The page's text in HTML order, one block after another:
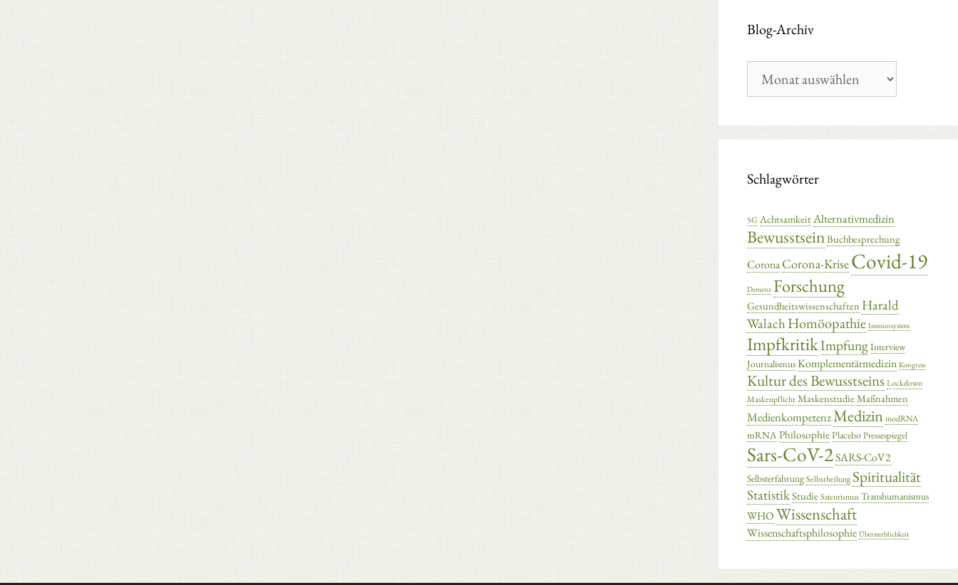
Blog-Archiv
Archiv
Schlagwörter
5G AchtsamkeitAlternativmedizin
BewusstseinBuchbesprechung
CoronaCorona-KriseCovid-19
Demenz Forschung
Gesundheitswissenschaften Harald
Walach Homöopathie Immunsystem
ImpfkritikImpfungInterview
JournalismusKomplementärmedizin Kongress
Kultur des Bewusstseins Lockdown
MaskenpflichtMaskenstudieMaßnahmen
MedienkompetenzMedizin modRNA
mRNA PhilosophiePlaceboPressespiegel
Sars-CoV-2SARS-CoV2
SelbsterfahrungSelbstheilung Spiritualität
StatistikStudieSzientismusTranshumanismus
WHO Wissenschaft
Wissenschaftsphilosophie Übersterblichkeit